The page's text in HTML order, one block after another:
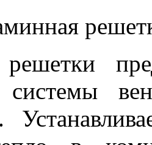
системы